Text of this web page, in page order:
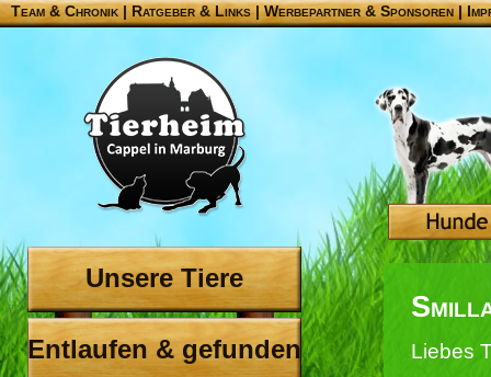
Team & Chronik |Ratgeber & Links|Werbepartner & Sponsoren|
Unsere Tiere
Entlaufen & gefunden
Liebes